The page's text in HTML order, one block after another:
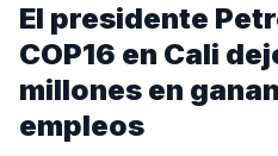
El presidente
COP16 en Cali
millones en
empleos